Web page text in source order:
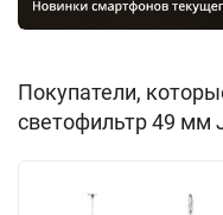
Покупатели,
светофильтр 49 мм